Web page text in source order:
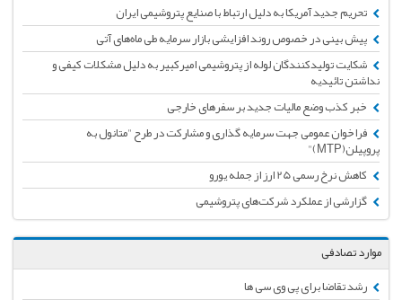
تحریم جدید آمریکا به دلیل ارتباط با صنایع پتروشیمی ایران
پیش بینی در خصوص روند افزایشی بازار سرمایه طی ماه‌های آتی
شکایت تولیدکنندگان لوله از پتروشیمی امیرکبیر به دلیل مشکلات کیفی و
نداشتن تائیدیه
خبر کذب وضع مالیات جدید بر سفرهای خارجی
فراخوان عمومی جهت سرمایه گذاری و مشارکت در طرح "متانول به
پروپیلن(MTP)"
کاهش نرخ رسمی 25 ارز از جمله یورو
گزارشی از عملکرد شرکت‌های پتروشیمی
موارد تصادفی
رشد تقاضا برای پی وی سی ها